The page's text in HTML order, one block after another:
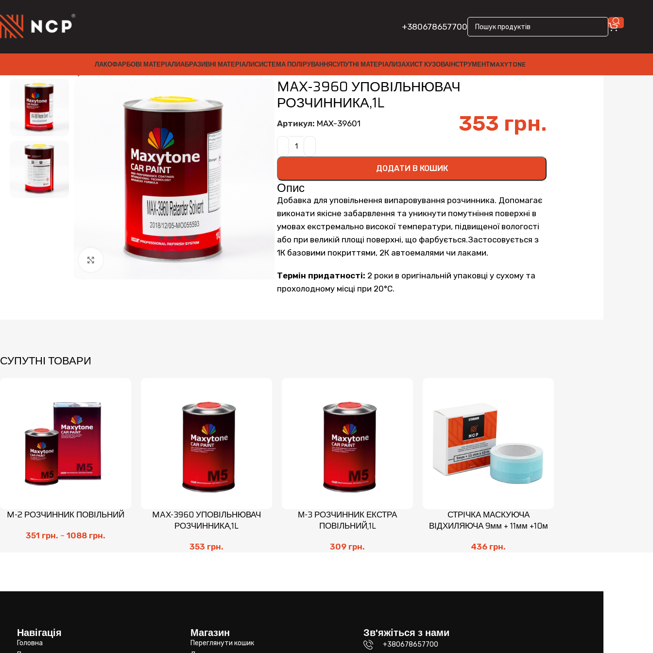
+380678657700
ЛАКОФАРБОВІ МАТЕРІАЛИАБРАЗИВНІ МАТЕРІАЛИСИСТЕМА ПОЛІРУВАННЯСУПУТНІ МАТЕРІАЛИЗАХИСТ КУЗОВАІНСТРУМЕНТMAXYTONE
Click to enlarge
MAX-3960 УПОВІЛЬНЮВАЧ
РОЗЧИННИКА,1L
Артикул: MAX-39601 353 грн.
ДОДАТИ В КОШИК
Опис
Добавка для уповільнення випаровування розчинника. Допомагає
виконати якісне забарвлення та уникнути помутніння поверхні в
умовах екстремально високої температури, підвищеної вологості
або при великій площі поверхні, що фарбується.Застосовується з
1К базовими покриттями, 2К автоемалями чи лаками.
Термін придатності: 2 роки в оригінальній упаковці у сухому та
прохолодному місці при 20°С.
СУПУТНІ ТОВАРИ
M-2 РОЗЧИННИК ПОВІЛЬНИЙ
351 грн. – 1088 грн.
MAX-3960 УПОВІЛЬНЮВАЧ
РОЗЧИННИКА,1L
353 грн.
М-3 РОЗЧИННИК ЕКСТРА
ПОВІЛЬНИЙ,1L
309 грн.
СТРІЧКА МАСКУЮЧА
ВІДХИЛЯЮЧА 9мм + 11мм +10м
436 грн.
Навігація
Головна
Магазин
Переглянути кошик
Зв'яжіться з нами
+380678657700